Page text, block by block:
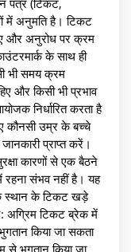
पत्र (टिकट,
में अनुमति है। टिकट
और अनुरोध पर क्रम
के साथ ही
भी समय क्रम
और किसी भी प्रभाव
निर्धारित करता है
कौनसी उम्र के बच्चे
प्राप्त करें।
कारणों से एक बैठने
रहना संभव नहीं है। यह
स्थान के टिकट खड़े
अग्रिम टिकट ब्रेक में
किया जा सकता